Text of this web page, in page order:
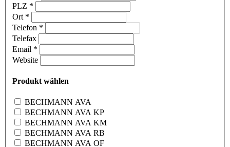
PLZ *
Ort *
Telefon *
Telefax
Email *
Website
Produkt wählen
BECHMANN AVA
BECHMANN AVA KP
BECHMANN AVA KM
BECHMANN AVA RB
BECHMANN AVA OF